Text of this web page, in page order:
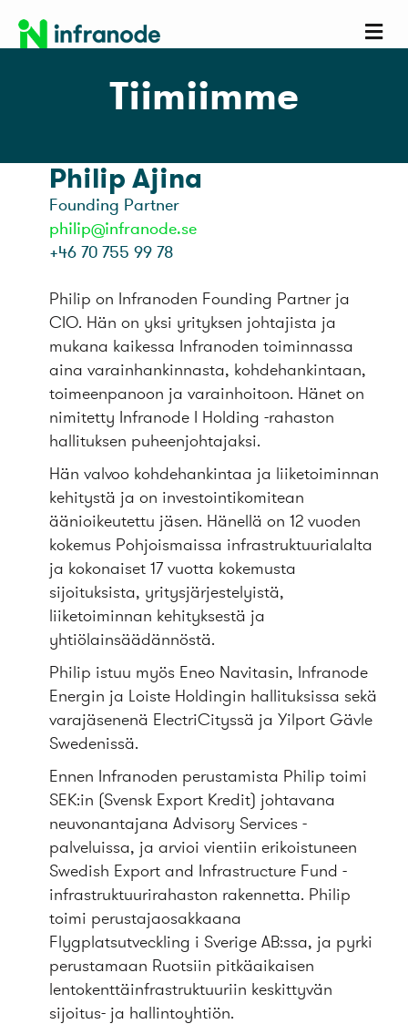
Tiimiimme
Philip Ajina
Founding Partner
philip@infranode.se
+46 70 755 99 78
Philip on Infranoden Founding Partner ja
CIO. Hän on yksi yrityksen johtajista ja
mukana kaikessa Infranoden toiminnassa
aina varainhankinnasta, kohdehankintaan,
toimeenpanoon ja varainhoitoon. Hänet on
nimitetty Infranode I Holding -rahaston
hallituksen puheenjohtajaksi.
Hän valvoo kohdehankintaa ja liiketoiminnan
kehitystä ja on investointikomitean
äänioikeutettu jäsen. Hänellä on 12 vuoden
kokemus Pohjoismaissa infrastruktuurialalta
ja kokonaiset 17 vuotta kokemusta
sijoituksista, yritysjärjestelyistä,
liiketoiminnan kehityksestä ja
yhtiölainsäädännöstä.
Philip istuu myös Eneo Navitasin, Infranode
Energin ja Loiste Holdingin hallituksissa sekä
varajäsenenä ElectriCityssä ja Yilport Gävle
Swedenissä.
Ennen Infranoden perustamista Philip toimi
SEK:in (Svensk Export Kredit) johtavana
neuvonantajana Advisory Services -
palveluissa, ja arvioi vientiin erikoistuneen
Swedish Export and Infrastructure Fund -
infrastruktuurirahaston rakennetta. Philip
toimi perustajaosakkaana
Flygplatsutveckling i Sverige AB:ssa, ja pyrki
perustamaan Ruotsiin pitkäaikaisen
lentokenttäinfrastruktuuriin keskittyvän
sijoitus- ja hallintoyhtiön.